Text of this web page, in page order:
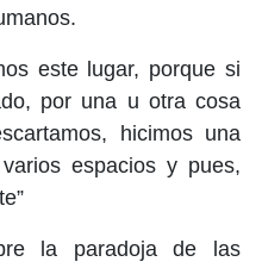
este lugar, porque si
por una u otra cosa
hicimos una
espacios y pues,
la paradoja de las